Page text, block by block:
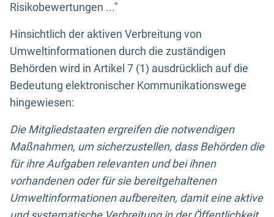
Risikobewertungen ..."
Hinsichtlich der aktiven Verbreitung von
Umweltinformationen durch die zuständigen
Behörden wird in Artikel 7 (1) ausdrücklich auf die
Bedeutung elektronischer Kommunikationswege
hingewiesen:
Die Mitgliedstaaten ergreifen die notwendigen
Maßnahmen, um sicherzustellen, dass Behörden die
für ihre Aufgaben relevanten und bei ihnen
vorhandenen oder für sie bereitgehaltenen
Umweltinformationen aufbereiten, damit eine aktive